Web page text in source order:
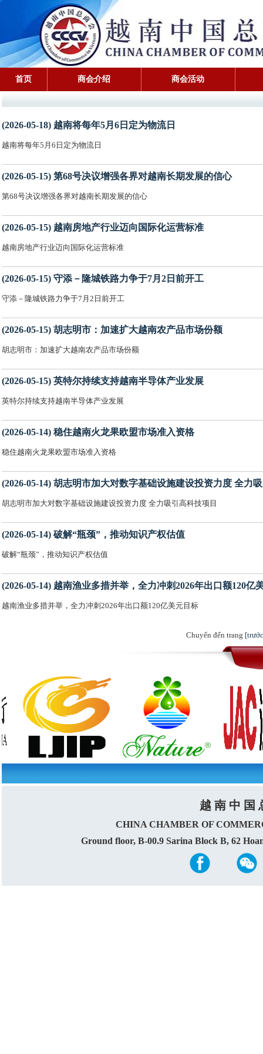
首页 商会介绍 商会活动
(2026-05-18) 越南将每年5月6日定为物流日
越南将每年5月6日定为物流日
(2026-05-15) 第68号决议增强各界对越南长期发展的信心
第68号决议增强各界对越南长期发展的信心
(2026-05-15) 越南房地产行业迈向国际化运营标准
越南房地产行业迈向国际化运营标准
(2026-05-15) 守添－隆城铁路力争于7月2日前开工
守添－隆城铁路力争于7月2日前开工
(2026-05-15) 胡志明市：加速扩大越南农产品市场份额
胡志明市：加速扩大越南农产品市场份额
(2026-05-15) 英特尔持续支持越南半导体产业发展
英特尔持续支持越南半导体产业发展
(2026-05-14) 稳住越南火龙果欧盟市场准入资格
稳住越南火龙果欧盟市场准入资格
(2026-05-14) 胡志明市加大对数字基础设施建设投资力度 全力
胡志明市加大对数字基础设施建设投资力度 全力吸引高科技项目
(2026-05-14) 破解“瓶颈”，推动知识产权估值
破解“瓶颈”，推动知识产权估值
(2026-05-14) 越南渔业多措并举，全力冲刺2026年出口额120亿
越南渔业多措并举，全力冲刺2026年出口额120亿美元目标
Chuyển đến trang
越 南 中 国
CHINA CHAMBER OF
Ground floor, B-00.9 Sarina Block B, 62